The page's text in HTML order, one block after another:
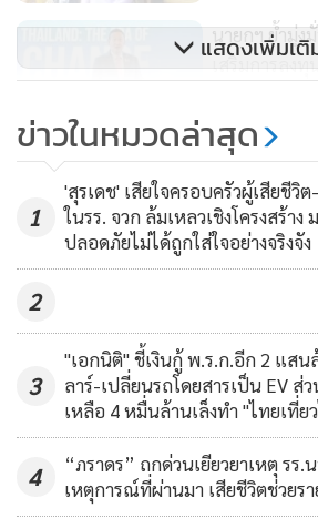
ความมั่นใจกับนักลงทุนตรงนี้จะเป็นบริบท
รัฐบาลนี้ ในการที่ผมเดินทางไปต่างประ
หรือหลักนิติธรรมที่รัฐธรรมนูญระบุไว้ที่รั
อยากเชิญผมอยากให้ทุกท่านมีความพร้อ
ทางออกไปร่วมกับผมไปช่วยดึงดูดนักลงทุ
ภาคอุตสาหกรรมไทยช่วยยกระดับ ความ
เราถือเป็น “next step” และ “next
ประเทศอย่างเต็มที่”
สำหรับการปรับปรุงเรื่องอื่นๆ เพื่อส่งเสริ
ของระบบกฎหมายที่ยังมีความซับซ้อนไม่เ
ที่ตรงไปตรงมา ถามว่า เรื่องนี้ง่ายหรือไม่
สนใจที่จะแก้ไขปัญหาเรื่องนี้ บริษัทที่ตนไ
ลงทุนนอกประเทศเป็นครั้งแรกแต่ลงทุน
หลักการคิด และการที่ตกลงกับหลายประ
นายกฯ ย้ำมุ่ง
เสริมการลง
คลัง
766
UNGA ถือเป็
ชาวโลกรู้ว่าป
แสดงเพิ่มเติ
ข่าวในหมวดล่าสุด
1
'สุรเดช' เสียใจครอบครัวผู้เสียชีวิ
ในรร. จวก ล้มเหลวเชิงโครงสร้าง
ปลอดภัยไม่ได้ถูกใส่ใจอย่างจริงจัง
2
3
"เอกนิติ" ชี้เงินกู้ พ.ร.ก.อีก 2 แส
ลาร์-เปลี่ยนรถโดยสารเป็น EV ส่
เหลือ 4 หมื่นล้านเล็งทำ "ไทยเที่ย
4
“ภราดร” ถกด่วนเยียวยาเหตุ รร.
เหตุการณ์ที่ผ่านมา เสียชีวิตช่วยร